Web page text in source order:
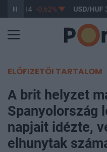
363,14 -0,62% USD/HUF
ELŐFIZETŐI TARTALOM
A brit helyzet
Spanyolország
napjait idézte,
elhunytak